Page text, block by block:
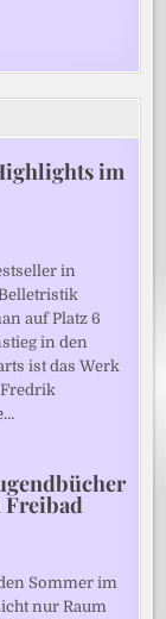
im
in
auf Platz 6
in den
ist das Werk
Sommer im
nur Raum